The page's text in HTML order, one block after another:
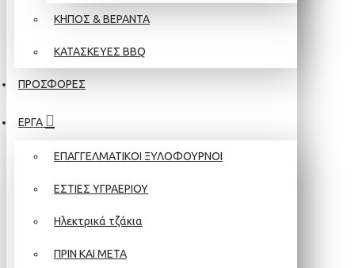
ΚΗΠΟΣ & ΒΕΡΑΝΤΑ
ΚΑΤΑΣΚΕΥΕΣ BBQ
ΠΡΟΣΦΟΡΕΣ
ΕΡΓΑ
ΕΠΑΓΓΕΛΜΑΤΙΚΟΙ ΞΥΛΟΦΟΥΡΝΟΙ
ΕΣΤΙΕΣ ΥΓΡΑΕΡΙΟΥ
Ηλεκτρικά τζάκια
ΠΡΙΝ ΚΑΙ ΜΕΤΑ